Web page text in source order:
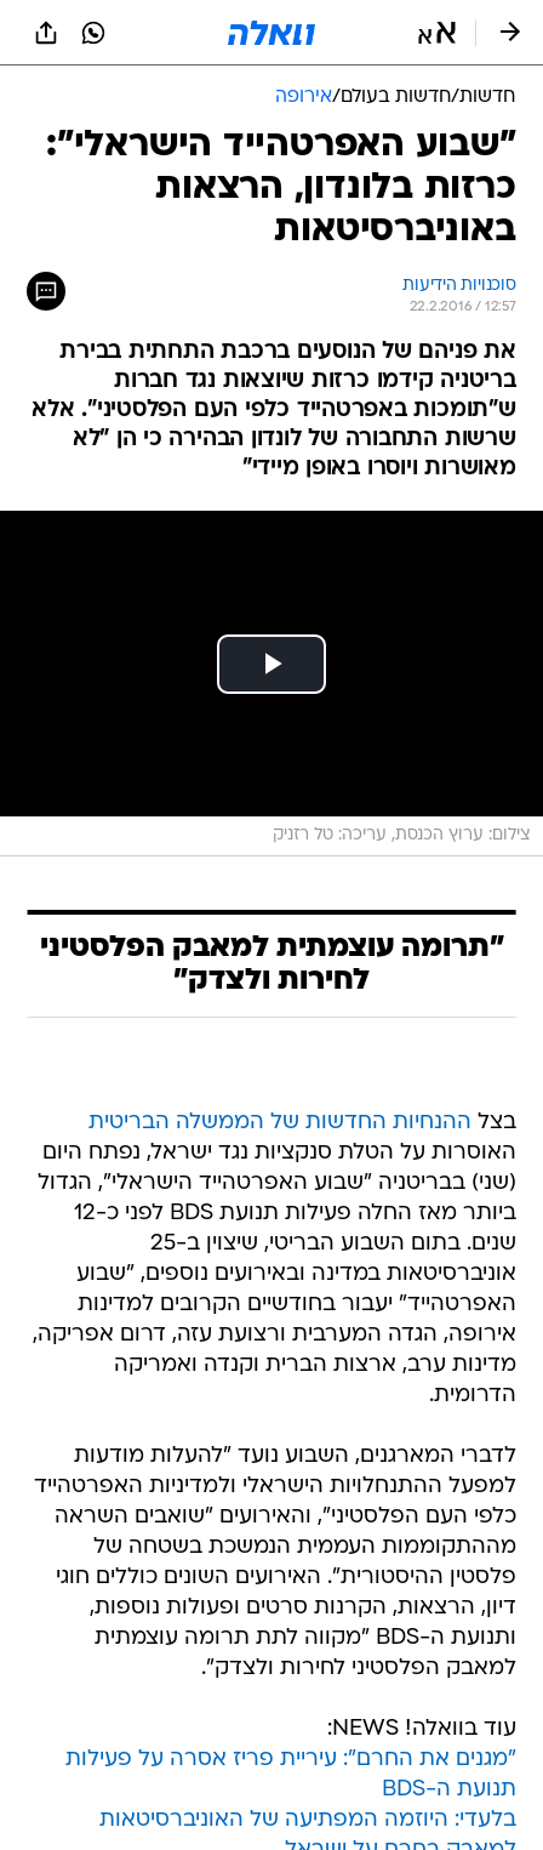
חדשות/חדשות בעולם/אירופה
"שבוע האפרטהייד הישראלי":
כרזות בלונדון, הרצאות
באוניברסיטאות
סוכנויות הידיעות
22.2.2016 / 12:57
את פניהם של הנוסעים ברכבת התחתית בבירת
בריטניה קידמו כרזות שיוצאות נגד חברות
ש"תומכות באפרטהייד כלפי העם הפלסטיני". אלא
שרשות התחבורה של לונדון הבהירה כי הן "לא
מאושרות ויוסרו באופן מיידי"
צילום: ערוץ הכנסת, עריכה: טל רזניק
"תרומה עוצמתית למאבק הפלסטיני
לחירות ולצדק"
בצל ההנחיות החדשות של הממשלה הבריטית
האוסרות על הטלת סנקציות נגד ישראל, נפתח היום
(שני) בבריטניה "שבוע האפרטהייד הישראלי", הגדול
ביותר מאז החלה פעילות תנועת BDS לפני כ-12
שנים. בתום השבוע הבריטי, שיצוין ב-25
אוניברסיטאות במדינה ובאירועים נוספים, "שבוע
האפרטהייד" יעבור בחודשיים הקרובים למדינות
אירופה, הגדה המערבית ורצועת עזה, דרום אפריקה,
מדינות ערב, ארצות הברית וקנדה ואמריקה
הדרומית.
לדברי המארגנים, השבוע נועד "להעלות מודעות
למפעל ההתנחלויות הישראלי ולמדיניות האפרטהייד
כלפי העם הפלסטיני", והאירועים "שואבים השראה
מההתקוממות העממית הנמשכת בשטחה של
פלסטין ההיסטורית". האירועים השונים כוללים חוגי
דיון, הרצאות, הקרנות סרטים ופעולות נוספות,
ותנועת ה-BDS "מקווה לתת תרומה עוצמתית
למאבק הפלסטיני לחירות ולצדק".
עוד בוואלה! NEWS:
"מגנים את החרם": עיריית פריז אסרה על פעילות
תנועת ה-BDS
בלעדי: היוזמה המפתיעה של האוניברסיטאות